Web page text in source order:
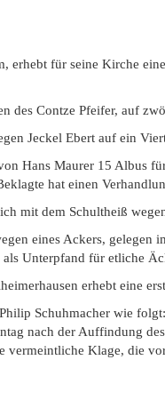
für seine Kirche
des Contze Pfeifer, auf
Jeckel Ebert auf ein
Hans Maurer 15 Albus
hat einen
mit dem Schultheiß
eines Ackers,
Unterpfand für etliche
erhebt eine
Schuhmacher wie
nach der Auffindung
Klage, die